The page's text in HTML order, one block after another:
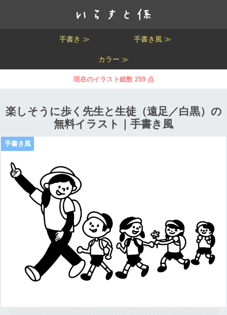
手書き ≫ 手書き風 ≫
カラー ≫
現在のイラスト総数 259 点
楽しそうに歩く先生と生徒（遠足／白黒）の
無料イラスト｜手書き風